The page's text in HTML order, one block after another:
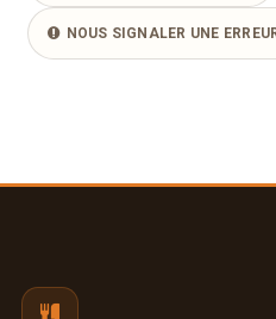
NOUS SIGNALER UNE